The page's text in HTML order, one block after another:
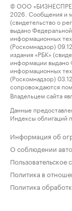
© ООО
2026. Сообщения и
(свидетельство о
выдано
информационных
(Роскомнадзор)
издания «РБК»
информации выдано
информационных
(Роскомнадзор)
сопровождаются
Владельцем сайта
Данные
Индексы облигаций
Информация об
О соблюдении
Пользовательское
Политика в
Политика